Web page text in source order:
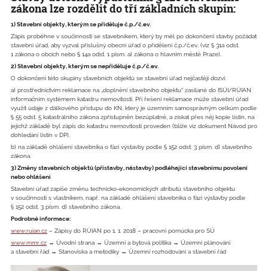
zákona lze rozdělit do tří základních skupin:
1) Stavební objekty, kterým se přiděluje č.p./č.ev.
Zápis proběhne v součinnosti se stavebníkem, který by měl po dokončení stavby požádat
stavební úřad, aby vyzval příslušný obecní úřad o přidělení č.p./č.ev. (viz § 31a odst.
1 zákona o obcích nebo § 14a odst. 1 písm. a) zákona o hlavním městě Praze).
2) Stavební objekty, kterým se nepřiděluje č.p./č.ev.
O dokončení této skupiny stavebních objektů se stavební úřad nejčastěji dozví:
a) prostřednictvím reklamace na „doplnění stavebního objektu“ zasílané do ISÚI/RÚIAN
informačním systémem katastru nemovitostí. Při řešení reklamace může stavební úřad
využít údaje z dálkového přístupu do KN, který je územním samosprávným celkům podle
§ 55 odst. 5 katastrálního zákona zpřístupněn bezúplatně, a získat přes něj kopie listin, na
jejichž základě byl zápis do katastru nemovitostí proveden (blíže viz dokument Návod pro
dohledání listin v DP).
b) na základě ohlášení stavebníka o fázi výstavby podle § 152 odst. 3 písm. d) stavebního
zákona.
3) Změny stavebních objektů (přístavby, nástavby) podléhající stavebnímu povolení
nebo ohlášení
Stavební úřad zapíše změnu technicko-ekonomických atributů stavebního objektu
v součinnosti s vlastníkem, např. na základě ohlášení stavebníka o fázi výstavby podle
§ 152 odst. 3 písm. d) stavebního zákona.
Podrobné informace:
www.ruian.cz – Zápisy do RÚIAN po 1. 1. 2018 – pracovní pomůcka pro SÚ
www.mmr.cz → Úvodní strana → Územní a bytová politika → Územní plánování
a stavební řád → Stanoviska a metodiky → Územní rozhodování a stavební řád